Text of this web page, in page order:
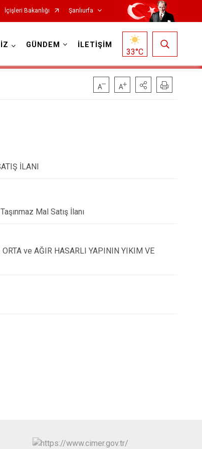
İçişleri Bakanlığı Şanlıurfa
Haliliye
GÜNDEM İLETİŞİM
33°C
İLANI
Mal Satış İlanı
ve AĞIR HASARLI YAPININ YIKIM VE